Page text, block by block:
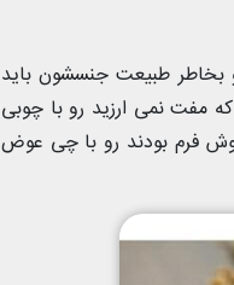
کت و شلوار بپوشی و بخاطر طبیعت جنسشون باید
مفت نمی ارزید رو با چوبی
فرم بودند رو با چی عوض